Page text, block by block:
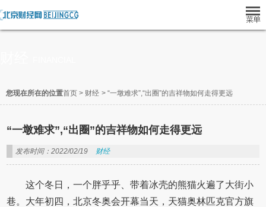
您现在所在的位置首页 > 财经 > “一墩难求”,“出圈”的吉祥物如何走得更远
“一墩难求”,“出圈”的吉祥物如何走得更远
发布时间：2022/02/19 财经
这个冬日，一个胖乎乎、带着冰壳的熊猫火遍了大街小
巷。大年初四，北京冬奥会开幕当天，天猫奥林匹克官方旗